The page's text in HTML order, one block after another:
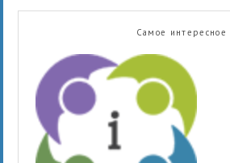
Самое интересное